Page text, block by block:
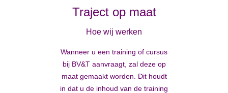
Traject op maat
Hoe wij werken
Wanneer u een training of cursus
bij BV&T aanvraagt, zal deze op
maat gemaakt worden. Dit houdt
in dat u de inhoud van de training